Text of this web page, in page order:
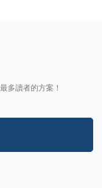
多讀者的方案！